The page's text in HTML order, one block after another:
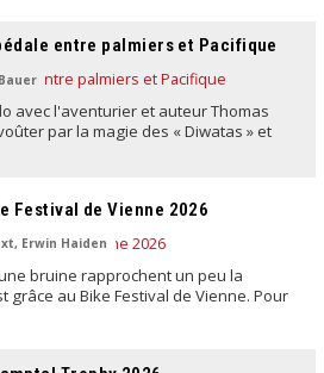
entre palmiers et Pacifique
avec l'aventurier et auteur Thomas
par la magie des « Diwatas » et
Festival de Vienne 2026
Erwin Haiden
bruine rapprochent un peu la
grâce au Bike Festival de Vienne. Pour